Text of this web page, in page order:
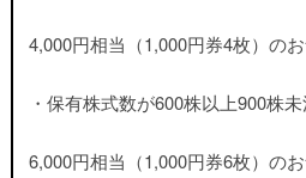
4,000円相当（1,000円券4枚）の
・保有株式数が600株以上900株
6,000円相当（1,000円券6枚）の